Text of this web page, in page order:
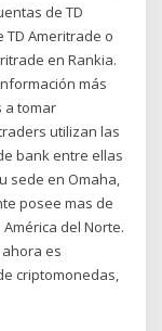
de TD
Ameritrade o
en Rankia.
más
a tomar
utilizan las
bank entre ellas
sede en Omaha,
posee mas de
del Norte.
ahora es
criptomonedas,